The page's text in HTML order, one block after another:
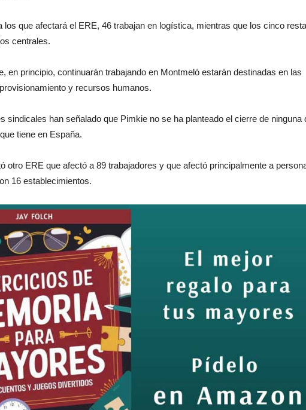
los que afectará el ERE, 46 trabajan en logística, mientras que los cinco
centrales.
en principio, continuarán trabajando en Montmeló estarán destinadas en las
y recursos humanos.
sindicales han señalado que Pimkie no se ha planteado el cierre de ninguna
tiene en España.
otro ERE que afectó a 89 trabajadores y que afectó principalmente a
16 establecimientos.